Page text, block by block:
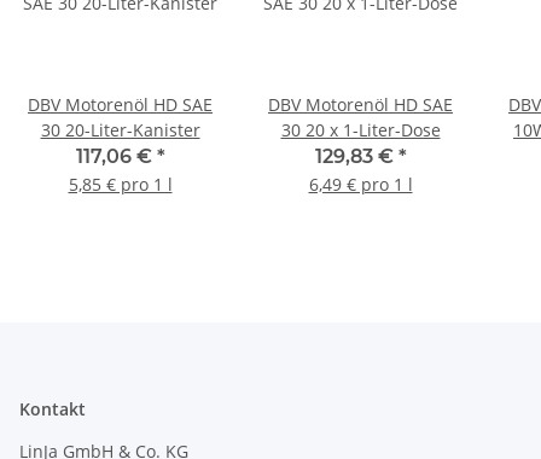
DBV Motorenöl HD SAE
30 20-Liter-Kanister
117,06 € *
5,85 € pro 1 l
DBV Motorenöl HD SAE
30 20 x 1-Liter-Dose
129,83 € *
6,49 € pro 1 l
Kontakt
LinJa GmbH & Co. KG